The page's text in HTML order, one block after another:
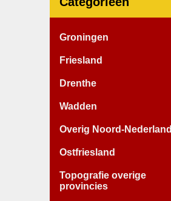
Groningen
Friesland
Drenthe
Wadden
Overig Noord-Nederland
Ostfriesland
Topografie overige
provincies